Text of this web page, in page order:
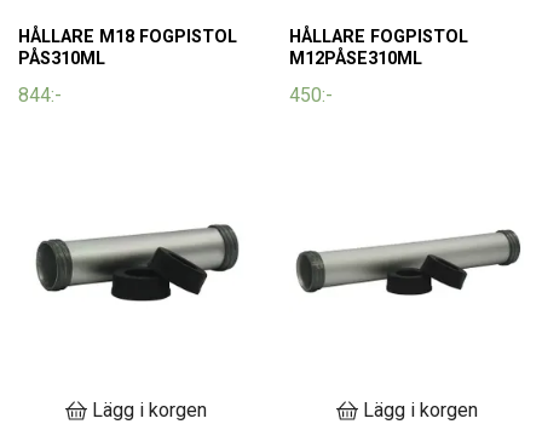
HÅLLARE M18 FOGPISTOL
PÅS310ML
844:-
HÅLLARE FOGPISTOL
M12PÅSE310ML
450:-
Lägg i korgen Lägg i korgen